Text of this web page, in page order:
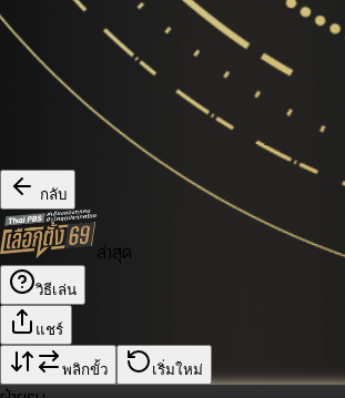
กลับ
ล่าสุด
วิธีเล่น
แชร์
พลิกขั้ว เริ่มใหม่